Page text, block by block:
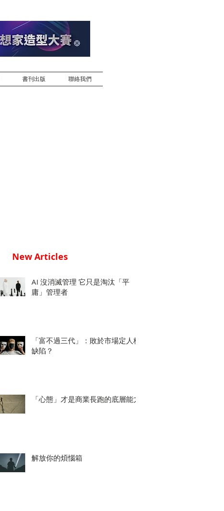
書刊出版 聯絡我們
New Articles
AI 沒消滅管理 它只是淘汰「平
庸」管理者
「富不過三代」：敗於市場定人格
缺陷？
「心態」才是商業長跑的底層能力
解放你的煩惱箱